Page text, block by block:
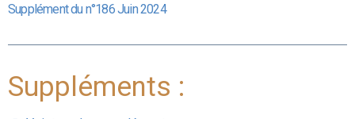
Supplément du n°186 Juin 2024
Suppléments :